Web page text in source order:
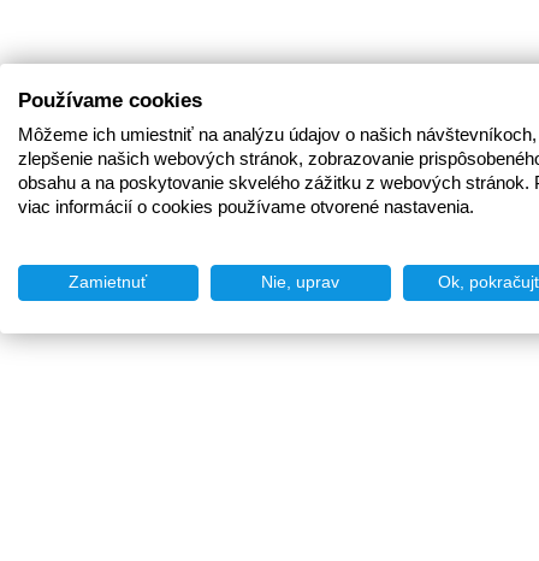
Používame cookies
Môžeme ich umiestniť na analýzu údajov o našich
zlepšenie našich webových stránok, zobrazovanie
obsahu a na poskytovanie skvelého zážitku z webových stránok.
viac informácií o cookies používame otvorené nastavenia.
Zamietnuť Nie, uprav Ok,